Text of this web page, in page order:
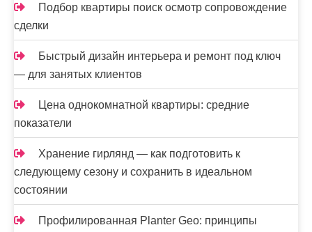
Подбор квартиры поиск осмотр сопровождение
сделки
Быстрый дизайн интерьера и ремонт под ключ
— для занятых клиентов
Цена однокомнатной квартиры: средние
показатели
Хранение гирлянд — как подготовить к
следующему сезону и сохранить в идеальном
состоянии
Профилированная Planter Geo: принципы